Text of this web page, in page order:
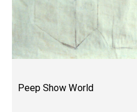
Peep Show World